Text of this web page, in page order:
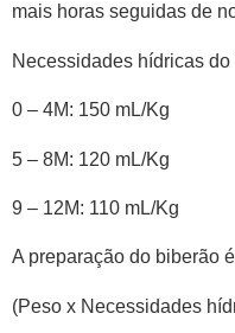
mais horas seguidas de
Necessidades hídricas do
0 – 4M: 150 mL/Kg
5 – 8M: 120 mL/Kg
9 – 12M: 110 mL/Kg
A preparação do biberão
(Peso x Necessidades